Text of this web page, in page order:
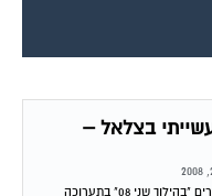
בצלאל –
למתעניינים בתאריך 27/9/08 תיפתח תערוכת הבוגרים "בהילוך שני 08" בתערוכה